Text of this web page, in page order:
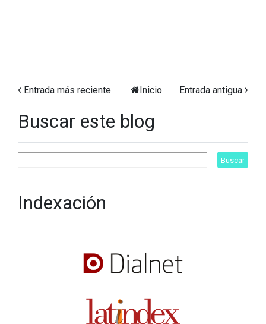
Entrada más reciente Entrada antigua
Inicio
Buscar este blog
Indexación